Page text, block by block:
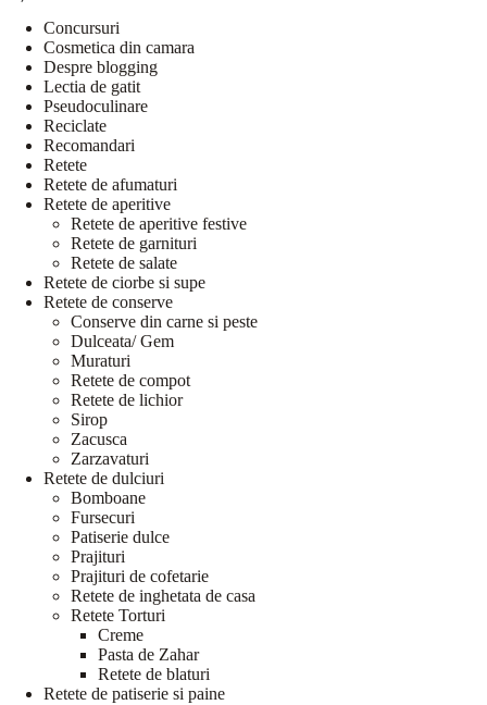
Concursuri
Cosmetica din camara
Despre blogging
Lectia de gatit
Pseudoculinare
Reciclate
Recomandari
Retete
Retete de afumaturi
Retete de aperitive
Retete de aperitive festive
Retete de garnituri
Retete de salate
Retete de ciorbe si supe
Retete de conserve
Conserve din carne si peste
Dulceata/ Gem
Muraturi
Retete de compot
Retete de lichior
Sirop
Zacusca
Zarzavaturi
Retete de dulciuri
Bomboane
Fursecuri
Patiserie dulce
Prajituri
Prajituri de cofetarie
Retete de inghetata de casa
Retete Torturi
Creme
Pasta de Zahar
Retete de blaturi
Retete de patiserie si paine